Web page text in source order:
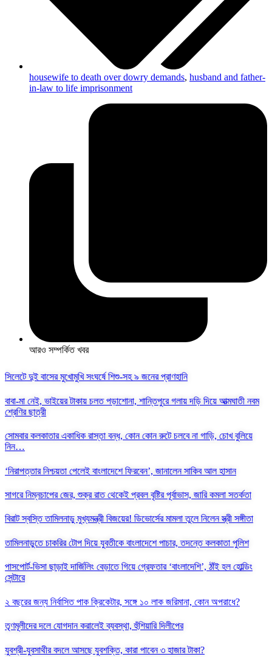
housewife to death over dowry demands, husband and father-
in-law to life imprisonment
আরও সম্পর্কিত খবর
সিলেটে দুই বাসের মুখোমুখি সংঘর্ষে শিশু-সহ ৯ জনের প্রাণহানি
বাবা-মা নেই, ভাইয়ের টাকায় চলত পড়াশোনা, শান্তিপুরে গলায় দড়ি দিয়ে আত্মঘাতী নবম
শ্রেণির ছাত্রী
সোমবার কলকাতার একাধিক রাস্তা বন্ধ, কোন কোন রুটে চলবে না গাড়ি, চোখ বুলিয়ে
নিন…
‘নিরাপত্তার নিশ্চয়তা পেলেই বাংলাদেশে ফিরবেন’, জানালেন সাকিব আল হাসান
সাগরে নিম্নচাপের জের, শুক্র রাত থেকেই প্রবল বৃষ্টির পূর্বাভাস, জারি কমলা সতর্কতা
বিরাট স্বস্তি তামিলনাড়ু মুখ্যমন্ত্রী বিজয়ের! ডিভোর্সের মামলা তুলে নিলেন স্ত্রী সঙ্গীতা
তামিলনাড়ুতে চাকরির টোপ দিয়ে যুবতীকে বাংলাদেশে পাচার, তদন্তে কলকাতা পুলিশ
পাসপোর্ট-ভিসা ছাড়াই দার্জিলিং বেড়াতে গিয়ে গ্রেফতার ‘বাংলাদেশি’, ঠাঁই হল হোল্ডিং
সেন্টারে
২ বছরের জন্য নির্বাসিত পাক ক্রিকেটার, সঙ্গে ১০ লাক জরিমানা, কোন অপরাধে?
তৃণমূলীদের দলে যোগদান করালেই ব্যবস্থা, হুঁশিয়ারি দিলীপের
যুবশ্রী-যুবসাথীর বদলে আসছে যুবশক্তি, কারা পাবেন ৩ হাজার টাকা?